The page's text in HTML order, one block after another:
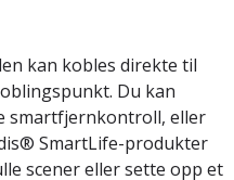
kan kobles direkte til
Du kan
smartfjernkontroll, eller
SmartLife-produkter
scener eller sette opp et